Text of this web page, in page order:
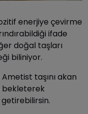
enerjiye çevirme
ifade
doğal taşları
biliniyor.
Ametist taşını akan
bekleterek